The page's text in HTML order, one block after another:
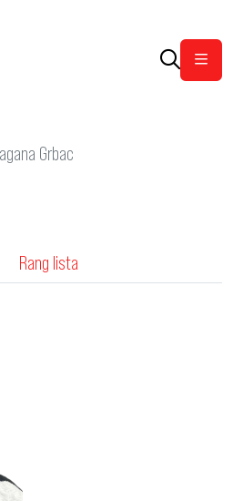
Grbac
Rang lista